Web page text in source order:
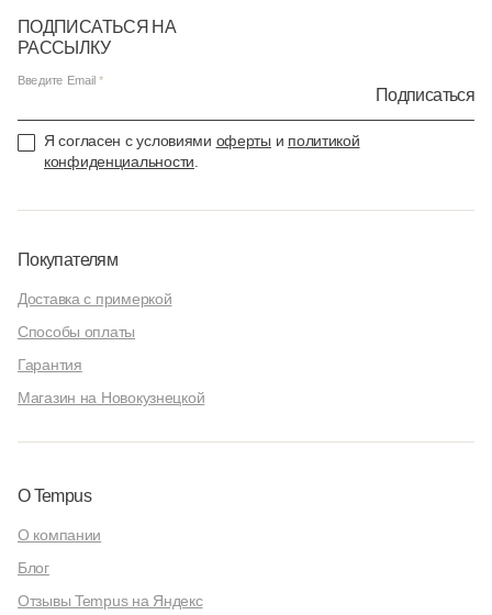
ПОДПИСАТЬСЯ НА
РАССЫЛКУ
Введите Email
Подписаться
Я согласен с условиями оферты и политикой
конфиденциальности
Покупателям
Доставка с примеркой
Способы оплаты
Гарантия
Магазин на Новокузнецкой
О Tempus
О компании
Блог
Отзывы Tempus на Яндекс